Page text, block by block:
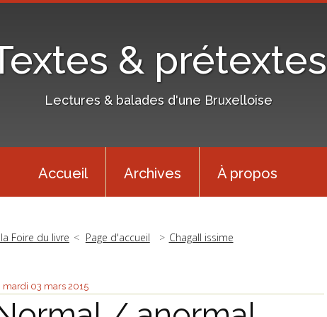
& prétextes
Lectures & balades d'une Bruxelloise
Accueil Archives À propos
Foire du livre Page d'accueil Chagall issime
mardi 03 mars 2015